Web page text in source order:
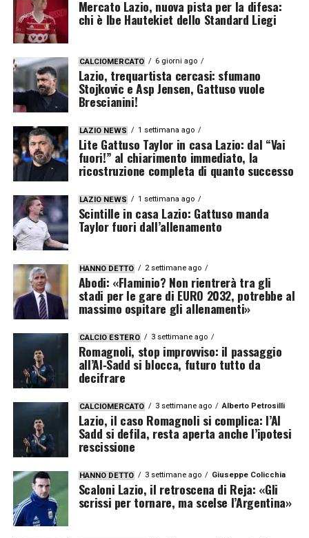
Mercato Lazio, nuova pista per la difesa:
chi è Ibe Hautekiet dello Standard Liegi
CALCIOMERCATO 6 giorni ago
Lazio, trequartista cercasi: sfumano
Stojkovic e Asp Jensen, Gattuso vuole
Brescianini!
LAZIO NEWS 1 settimana ago
Lite Gattuso Taylor in casa Lazio: dal “Vai
fuori!” al chiarimento immediato, la
ricostruzione completa di quanto successo
LAZIO NEWS 1 settimana ago
Scintille in casa Lazio: Gattuso manda
Taylor fuori dall’allenamento
HANNO DETTO 2 settimane ago
Abodi: «Flaminio? Non rientrerà tra gli
stadi per le gare di EURO 2032, potrebbe al
massimo ospitare gli allenamenti»
CALCIO ESTERO 3 settimane ago
Romagnoli, stop improvviso: il passaggio
all’Al‑Sadd si blocca, futuro tutto da
decifrare
CALCIOMERCATO 3 settimane ago Alberto Petrosilli
Lazio, il caso Romagnoli si complica: l’Al
Sadd si defila, resta aperta anche l’ipotesi
rescissione
HANNO DETTO 3 settimane ago Giuseppe Colicchia
Scaloni Lazio, il retroscena di Reja: «Gli
scrissi per tornare, ma scelse l’Argentina»